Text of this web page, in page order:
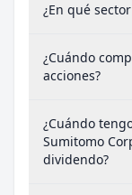
¿En qué
¿Cuándo
acciones?
¿Cuándo
Sumitomo
dividendo?